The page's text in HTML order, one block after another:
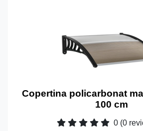
Copertina policarbonat
100 cm
0 (0